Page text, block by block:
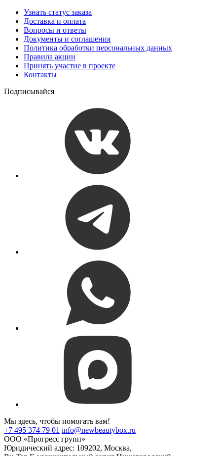
Узнать статус заказа
Доставка и оплата
Вопросы и ответы
Документы и соглашения
Политика обработки персональных данных
Правила акции
Принять участие в проекте
Контакты
Подписывайся
Мы здесь, чтобы помогать вам!
+7 495 374 79 01 info@newbeautybox.ru
ООО «Прогресс групп»
Юридический адрес: 109202, Москва,